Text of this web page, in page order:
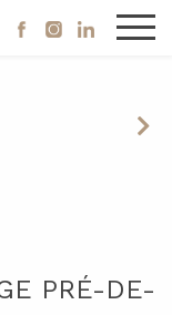
PRÉ-DE-